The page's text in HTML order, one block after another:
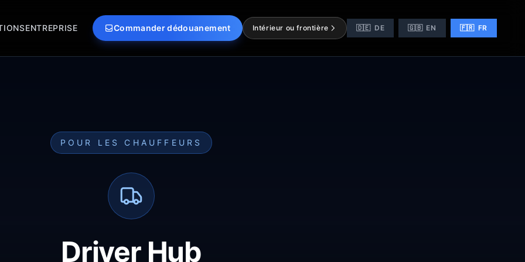
ENTREPRISE Commander dédouanement Intérieur ou frontière 🇩🇪 DE 🇬🇧 EN 🇫🇷 FR
POUR LES CHAUFFEURS
Driver Hub